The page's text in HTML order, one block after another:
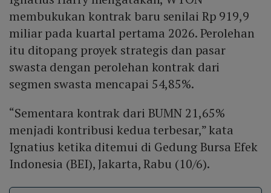
membukukan kontrak baru senilai Rp 919,9
miliar pada kuartal pertama 2026. Perolehan
itu ditopang proyek strategis dan pasar
swasta dengan perolehan kontrak dari
segmen swasta mencapai 54,85%.
“Sementara kontrak dari BUMN 21,65%
menjadi kontribusi kedua terbesar,” kata
Ignatius ketika ditemui di Gedung Bursa Efek
Indonesia (BEI), Jakarta, Rabu (10/6).